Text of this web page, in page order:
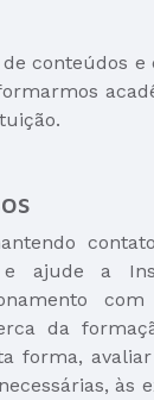
conteúdos e
e ajude a
com
da
forma,
às